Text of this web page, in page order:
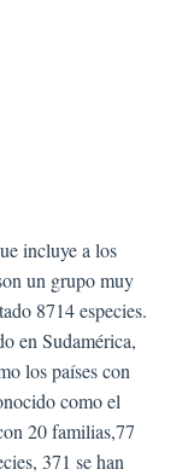
incluye a los
un grupo muy
8714 especies.
en Sudamérica,
los países con
como el
20 familias,77
371 se han